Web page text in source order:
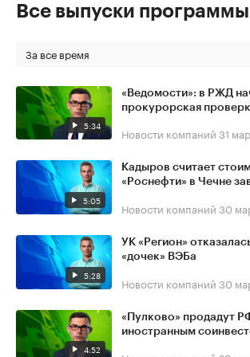
Все выпуски программы
За все время
5:34
«Ведомости»: в РЖД
прокурорская
Новости компаний 31
5:05
Кадыров считает
«Роснефти» в Чечне
Новости компаний 30
5:28
УК «Регион»
«дочек» ВЭБа
Новости компаний 30
4:52
«Пулково» продадут
иностранным